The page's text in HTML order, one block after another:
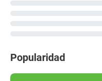
Popularidad